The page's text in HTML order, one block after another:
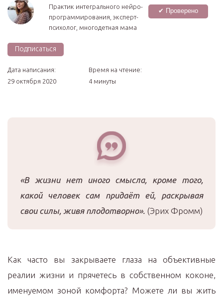
Практик интегрального нейро­
программирования, эксперт-
психолог, многодетная мама
✔ Проверено
Подписаться
Дата написания:
29 октября 2020
Время на чтение:
4 минуты
«В жизни нет иного смысла, кроме того,
какой человек сам придаёт ей, раскрывая
свои силы, живя плодотворно». (Эрих Фромм)
Как часто вы закрываете глаза на объективные
реалии жизни и прячетесь в собственном коконе,
именуемом зоной комфорта? Можете ли вы жить